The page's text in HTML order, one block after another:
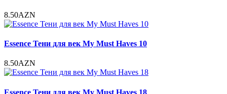
8.50AZN
Essence Тени для век My Must Haves 10
8.50AZN
Essence Тени для век My Must Haves 18